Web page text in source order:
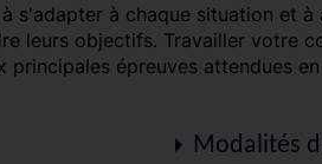
s'adapter à chaque situation et
leurs objectifs. Travailler votre
principales épreuves attendues
Modalités